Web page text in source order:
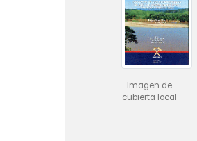
Imagen de
cubierta local